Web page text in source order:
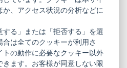
User Guide
Inquiries
Terms of Use
か、アクセス状況の分析などに
る」または「拒否する」を選
は全てのクッキーが利用さ
の動作に必要なクッキー以外
ます。お客様が同意しない限